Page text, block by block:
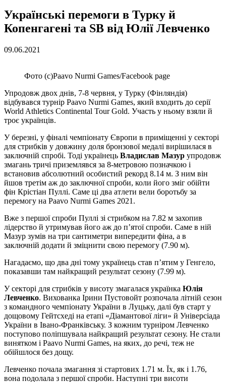
Українські перемоги в Турку й
Копенгагені та SB від Юлії Левченко
09.06.2021
Фото (с)Paavo Nurmi Games/Facebook page
Упродовж двох днів, 7-8 червня, у Турку (Фінляндія)
відбувався турнір Paavo Nurmi Games, який входить до серії
World Athletics Сontinental Tour Gold. Участь у ньому взяли й
троє українців.
У березні, у фіналі чемпіонату Європи в приміщенні у секторі
для стрибків у довжину доля бронзової медалі вирішилася в
заключній спробі. Тоді українець Владислав Мазур упродовж
змагань тричі приземлявся за 8-метровою позначкою і
встановив абсолютний особистий рекорд 8.14 м. З ним він
йшов третім аж до заключної спроби, коли його зміг обійти
фін Крістіан Пуллі. Саме ці два атлети вели боротьбу за
перемогу на Paavo Nurmi Games 2021.
Вже з першої спроби Пуллі зі стрибком на 7.82 м захопив
лідерство й утримував його аж до п’ятої спроби. Саме в ній
Мазур зумів на три сантиметри випередити фіна, а в
заключній додати й зміцнити свою перемогу (7.90 м).
Нагадаємо, що два дні тому українець став п’ятим у Генгело,
показавши там найкращий результат сезону (7.99 м).
У секторі для стрибків у висоту змагалася українка Юлія
Левченко. Вихованка Ірини Пустовойт розпочала літній сезон
з командного чемпіонату України в Луцьку, далі був старт у
дощовому Гейтсхеді на етапі «Діамантової ліги» й Універсіада
України в Івано-Франківську. З кожним турніром Левченко
поступово поліпшувала найкращий результат сезону. Не стали
винятком і Paavo Nurmi Games, на яких, до речі, теж не
обійшлося без дощу.
Левченко почала змагання зі стартових 1.71 м. Їх, як і 1.76,
вона подолала з першої спроби. Наступні три висоти